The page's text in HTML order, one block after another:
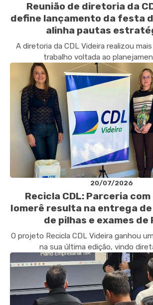
Reunião de diretoria da
define lançamento da festa
alinha pautas
A diretoria da CDL Videira realizou
trabalho voltada ao
20/07/2026
Recicla CDL: Parceria
Iomerê resulta na entrega
de pilhas e exames de
O projeto Recicla CDL Videira ganhou
na sua última edição, vindo